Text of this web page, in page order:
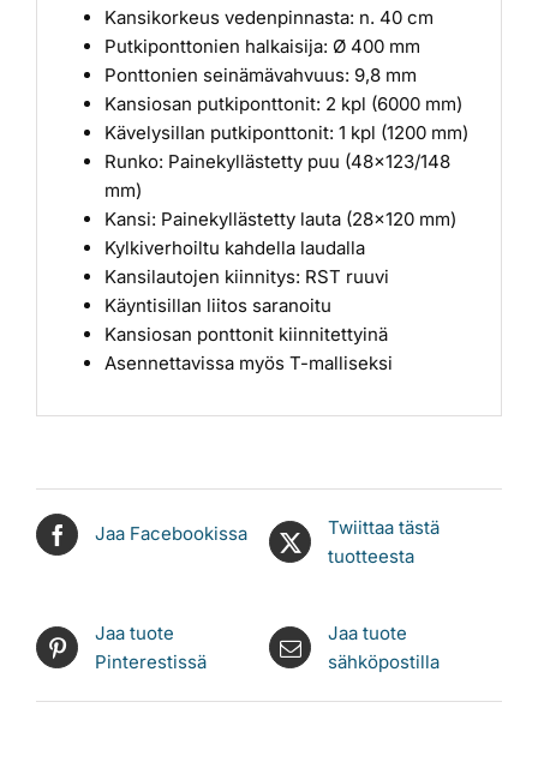
Kansikorkeus vedenpinnasta: n. 40 cm
Putkiponttonien halkaisija: Ø 400 mm
Ponttonien seinämävahvuus: 9,8 mm
Kansiosan putkiponttonit: 2 kpl (6000 mm)
Kävelysillan putkiponttonit: 1 kpl (1200 mm)
Runko: Painekyllästetty puu (48×123/148
mm)
Kansi: Painekyllästetty lauta (28×120 mm)
Kylkiverhoiltu kahdella laudalla
Kansilautojen kiinnitys: RST ruuvi
Käyntisillan liitos saranoitu
Kansiosan ponttonit kiinnitettyinä
Asennettavissa myös T-malliseksi
Jaa Facebookissa
Twiittaa tästä
tuotteesta
Jaa tuote
Pinterestissä
Jaa tuote
sähköpostilla